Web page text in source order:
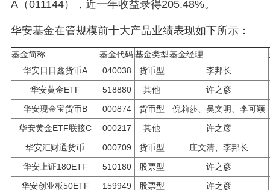
A（011144），近一年收益录得205.48%。
华安基金在管规模前十大产品业绩表现如下所示：
基金简称 基金代码基金类型基金经理
华安日日鑫货币A
040038 货币型
李邦长
华安黄金ETF
518880 其他
许之彦
华安现金宝货币B
000874 货币型
倪莉莎、吴文明、李可颖
华安黄金ETF联接C
000217 其他
许之彦
华安汇财通货币
000709 货币型
庄文清、李邦长
华安上证180ETF
510180 股票型
许之彦
华安创业板50ETF
159949 股票型
许之彦